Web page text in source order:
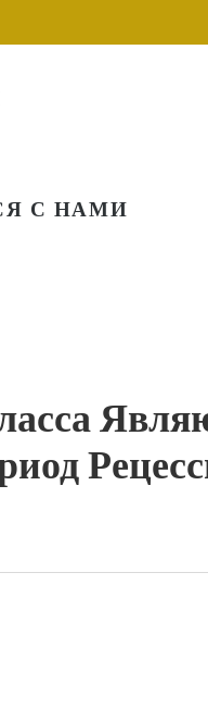
С НАМИ